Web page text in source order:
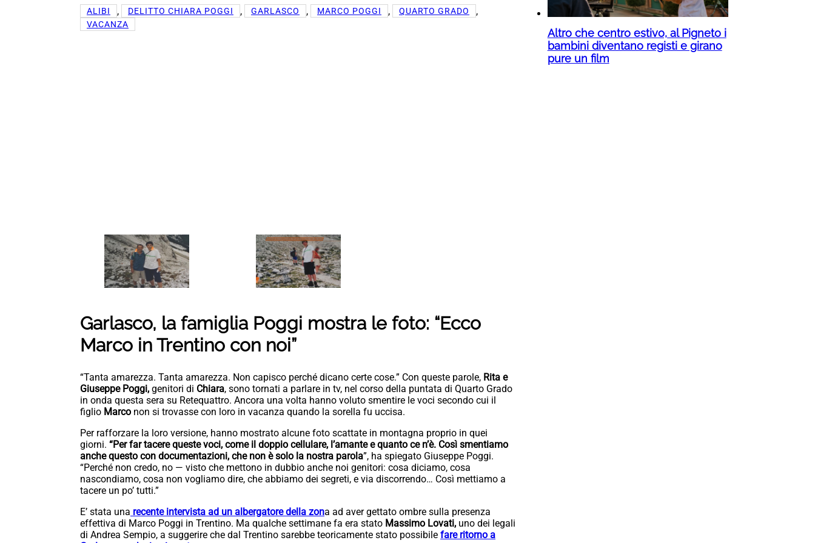
ALIBI , DELITTO CHIARA POGGI , GARLASCO , MARCO POGGI , QUARTO GRADO ,
VACANZA
Garlasco, la famiglia Poggi mostra le foto: “Ecco
Marco in Trentino con noi”
“Tanta amarezza. Tanta amarezza. Non capisco perché dicano certe cose.” Con queste parole, Rita e
Giuseppe Poggi, genitori di Chiara, sono tornati a parlare in tv, nel corso della puntata di Quarto Grado
in onda questa sera su Retequattro. Ancora una volta hanno voluto smentire le voci secondo cui il
figlio Marco non si trovasse con loro in vacanza quando la sorella fu uccisa.
Per rafforzare la loro versione, hanno mostrato alcune foto scattate in montagna proprio in quei
giorni. “Per far tacere queste voci, come il doppio cellulare, l’amante e quanto ce n’è. Così smentiamo
anche questo con documentazioni, che non è solo la nostra parola”, ha spiegato Giuseppe Poggi.
“Perché non credo, no — visto che mettono in dubbio anche noi genitori: cosa diciamo, cosa
nascondiamo, cosa non vogliamo dire, che abbiamo dei segreti, e via discorrendo… Così mettiamo a
tacere un po’ tutti.”
E’ stata una recente intervista ad un albergatore della zona ad aver gettato ombre sulla presenza
effettiva di Marco Poggi in Trentino. Ma qualche settimane fa era stato Massimo Lovati, uno dei legali
di Andrea Sempio, a suggerire che dal Trentino sarebbe teoricamente stato possibile fare ritorno a
Altro che centro estivo, al Pigneto i
bambini diventano registi e girano
pure un film